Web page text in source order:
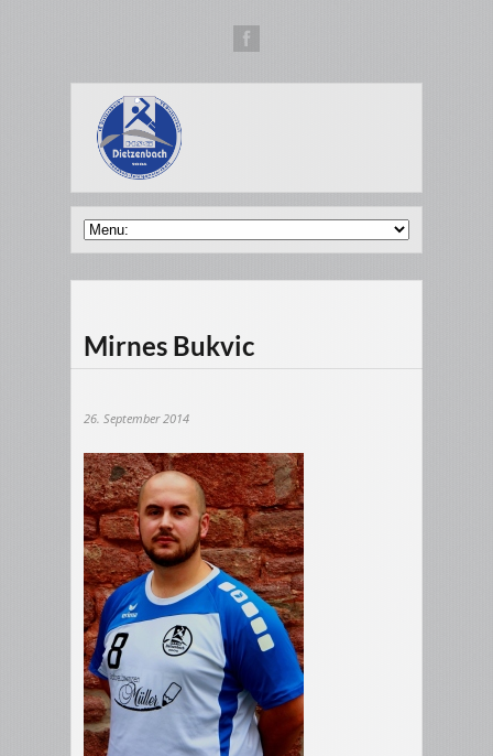
Mirnes Bukvic
26. September 2014